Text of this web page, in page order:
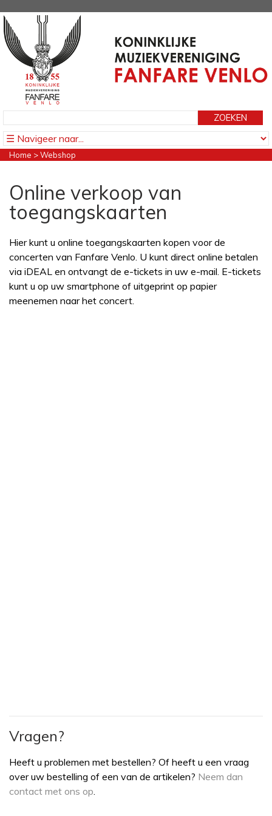
Home > Webshop
Online verkoop van
toegangskaarten
Hier kunt u online toegangskaarten kopen voor de
concerten van Fanfare Venlo. U kunt direct online betalen
via iDEAL en ontvangt de e-tickets in uw e-mail. E-tickets
kunt u op uw smartphone of uitgeprint op papier
meenemen naar het concert.
Vragen?
Heeft u problemen met bestellen? Of heeft u een vraag
over uw bestelling of een van de artikelen? Neem dan
contact met ons op.